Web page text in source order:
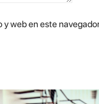
web en este